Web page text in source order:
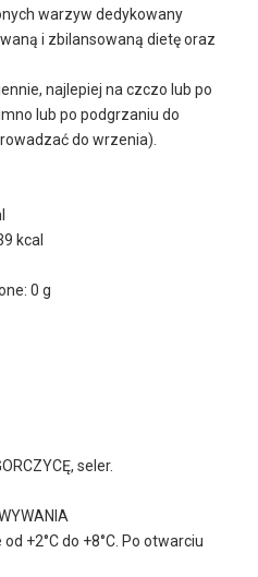
warzyw dedykowany
i zbilansowaną dietę oraz
najlepiej na czczo lub po
lub po podgrzaniu do
do wrzenia).
kcal
0 g
seler.
+2°C do +8°C. Po otwarciu